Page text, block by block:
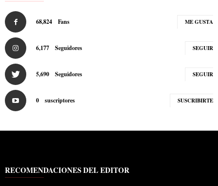
68,824 Fans ME GUSTA
6,177 Seguidores SEGUIR
5,690 Seguidores SEGUIR
0 suscriptores SUSCRIBIRTE
RECOMENDACIONES DEL EDITOR